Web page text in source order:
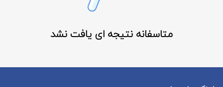
متاسفانه نتیجه ای یافت نشد